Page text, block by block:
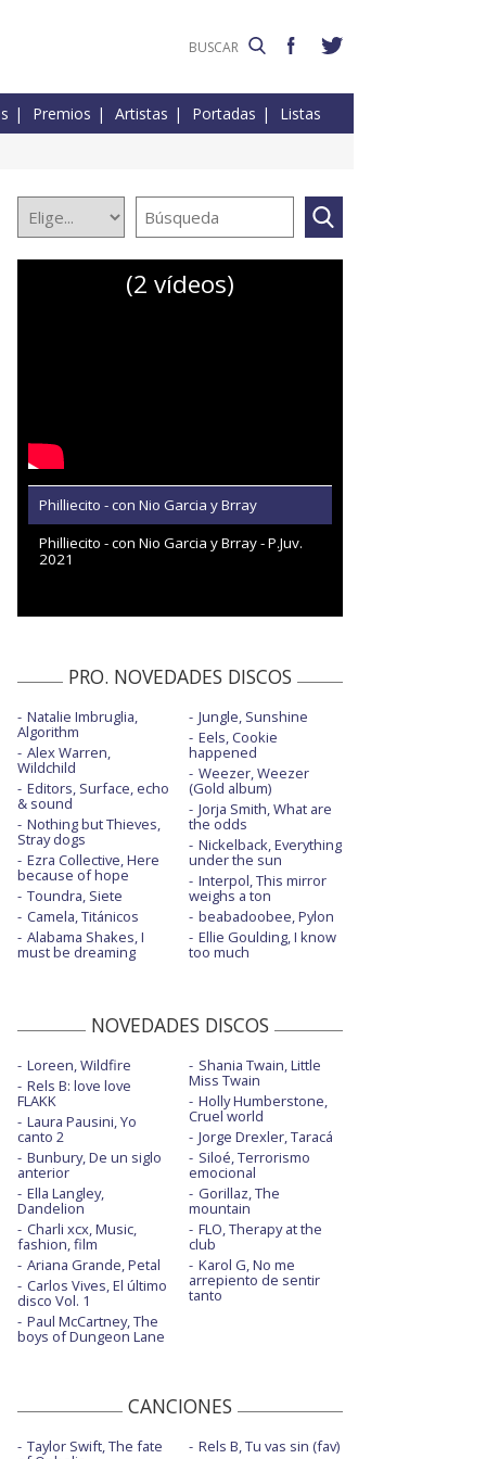
Premios Artistas Portadas Listas
(2 vídeos)
Philliecito - con Nio Garcia y Brray
Philliecito - con Nio Garcia y Brray - P.Juv.
2021
PRO. NOVEDADES DISCOS
Natalie Imbruglia,
Algorithm
Alex Warren,
Wildchild
Editors, Surface, echo
& sound
Nothing but Thieves,
Stray dogs
Ezra Collective, Here
because of hope
Toundra, Siete
Camela, Titánicos
Alabama Shakes, I
must be dreaming
Jungle, Sunshine
Eels, Cookie
happened
Weezer, Weezer
(Gold album)
Jorja Smith, What are
the odds
Nickelback, Everything
under the sun
Interpol, This mirror
weighs a ton
beabadoobee, Pylon
Ellie Goulding, I know
too much
NOVEDADES DISCOS
Loreen, Wildfire
Rels B: love love
FLAKK
Laura Pausini, Yo
canto 2
Bunbury, De un siglo
anterior
Ella Langley,
Dandelion
Charli xcx, Music,
fashion, film
Ariana Grande, Petal
Carlos Vives, El último
disco Vol. 1
Paul McCartney, The
boys of Dungeon Lane
Shania Twain, Little
Miss Twain
Holly Humberstone,
Cruel world
Jorge Drexler, Taracá
Siloé, Terrorismo
emocional
Gorillaz, The
mountain
FLO, Therapy at the
club
Karol G, No me
arrepiento de sentir
tanto
CANCIONES
Taylor Swift, The fate Rels B, Tu vas sin (fav)